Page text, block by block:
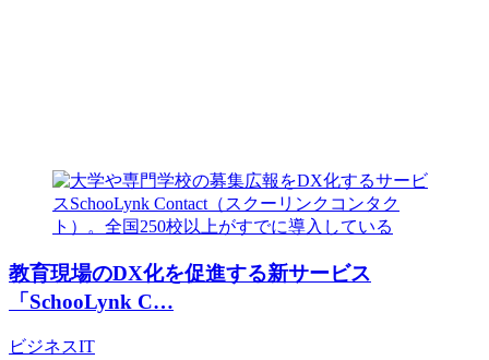
教育現場のDX化を促進する新サービス
「SchooLynk C…
ビジネスIT